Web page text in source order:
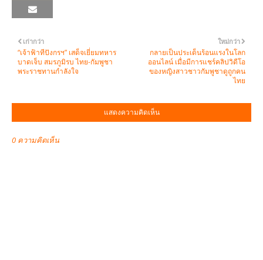
ใหม่กว่า
กลายเป็นประเด็นร้อนแรงในโลก
ออนไลน์ เมื่อมีการแชร์คลิปวิดีโอ
ของหญิงสาวชาวกัมพูชาดูถูกคน
ไทย
เก่ากว่า
“เจ้าฟ้าทีปังกรฯ” เสด็จเยี่ยมทหาร
บาดเจ็บ สมรภูมิรบ ไทย-กัมพูชา
พระราชทาน​กำลังใจ​
แสดงความคิดเห็น
0 ความคิดเห็น